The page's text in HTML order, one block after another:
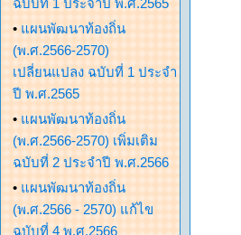
ฉบับที่ 1 ประจำปี พ.ศ.2565
• แผนพัฒนาท้องถิ่น
(พ.ศ.2566-2570)
เปลี่ยนแปลง ฉบับที่ 1 ประจำ
ปี พ.ศ.2565
• แผนพัฒนาท้องถิ่น
(พ.ศ.2566-2570) เพิ่มเติม
ฉบับที่ 2 ประจำปี พ.ศ.2566
• แผนพัฒนาท้องถิ่น
(พ.ศ.2566 - 2570) แก้ไข
ฉบับที่ 4 พ.ศ.2566